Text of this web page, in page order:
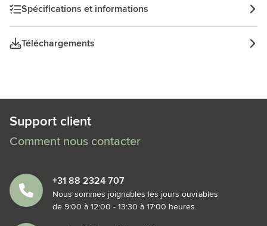
Spécifications et informations
Téléchargements
Support client
Comment nous contacter
+31 88 2324 707
Nous sommes joignables les jours ouvrables
de 9:00 à 12:00 - 13:30 à 17:00 heures.